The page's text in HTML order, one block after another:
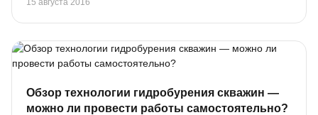
15 августа 2016
Обзор технологии гидробурения скважин —
можно ли провести работы самостоятельно?